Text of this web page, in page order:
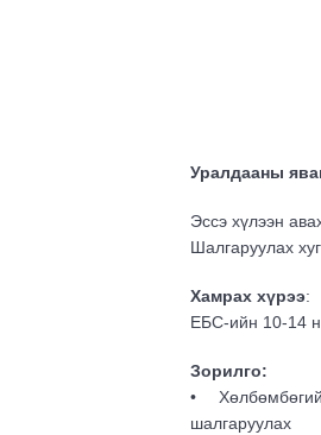
Уралдааны
Эссэ хүлээн
Шалгаруулах
Хамрах хүрээ:
ЕБС-ийн 10-14
Зорилго:
•
шалгаруулах